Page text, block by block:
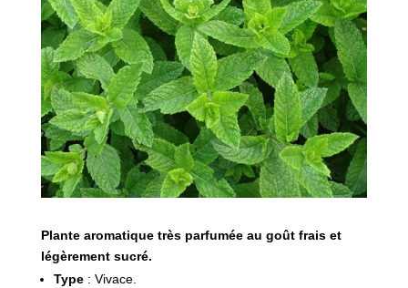
Plante aromatique très parfumée au goût frais et
légèrement sucré.
Type: Vivace.